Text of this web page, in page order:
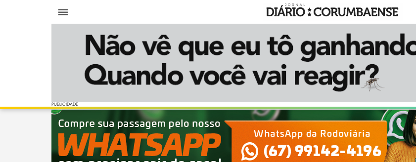
PUBLICIDADE
PUBLICIDADE